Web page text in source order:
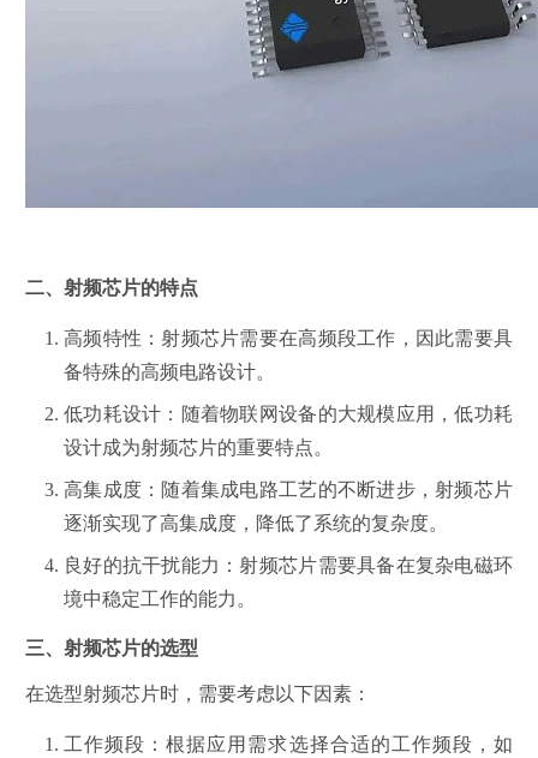
二、射频芯片的特点
高频特性 ：射频芯片需要在高频段工作，因此需要具
备特殊的高频电路设计。
低功耗设计 ：随着物联网设备的大规模应用，低功耗
设计成为射频芯片的重要特点。
高集成度 ：随着集成电路工艺的不断进步，射频芯片
逐渐实现了高集成度，降低了系统的复杂度。
良好的抗干扰能力 ：射频芯片需要具备在复杂电磁环
境中稳定工作的能力。
三、射频芯片的选型
在选型射频芯片时，需要考虑以下因素：
工作频段 ：根据应用需求选择合适的工作频段，如